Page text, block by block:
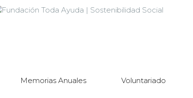
Memorias Anuales Voluntariado